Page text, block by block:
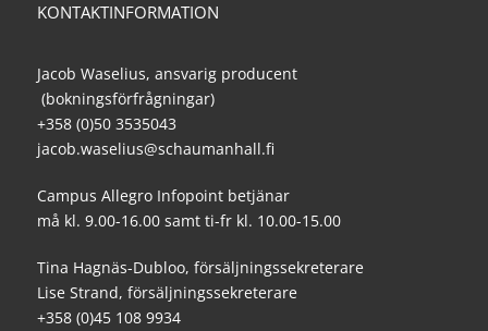
KONTAKTINFORMATION
Jacob Waselius, ansvarig producent
(bokningsförfrågningar)
+358 (0)50 3535043
jacob.waselius@schaumanhall.fi
Campus Allegro Infopoint betjänar
må kl. 9.00-16.00 samt ti-fr kl. 10.00-15.00
Tina Hagnäs-Dubloo, försäljningssekreterare
Lise Strand, försäljningssekreterare
+358 (0)45 108 9934